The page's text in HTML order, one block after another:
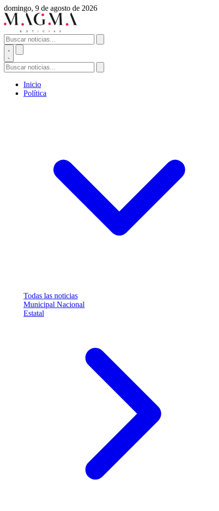
domingo, 9 de agosto de 2026
Inicio
Política
Todas las noticias
Municipal Nacional
Estatal